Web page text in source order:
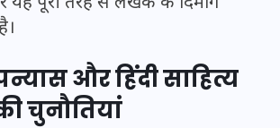
और हिंदी साहित्य
चुनौतियां